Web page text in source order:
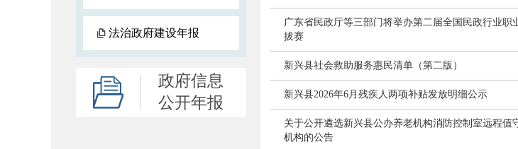
法治政府建设年报
政府信息
公开年报
广东省民政厅等三部门将举办第二届全国民政行业职
拔赛
新兴县社会救助服务惠民清单（第二版）
新兴县2026年6月残疾人两项补贴发放明细公示
关于公开遴选新兴县公办养老机构消防控制室远程值
机构的公告